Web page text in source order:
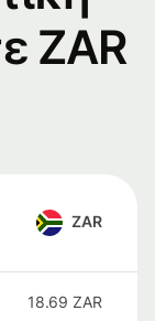
ZAR
ZAR
18.69 ZAR